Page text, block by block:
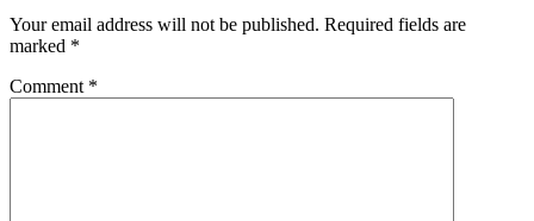
Your email address will not be published. Required fields are
marked *
Comment *